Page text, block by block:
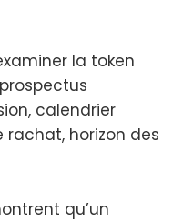
la token
calendrier
rachat, horizon des
qu’un